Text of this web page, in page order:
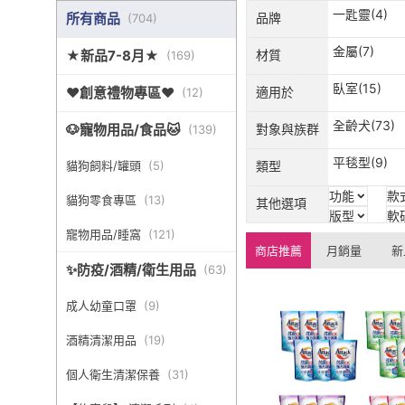
所有商品 (704)
★新品7-8月★ (169)
♥創意禮物專區♥ (12)
🐶寵物用品/食品🐱 (139)
貓狗飼料/罐頭 (5)
貓狗零食專區 (13)
寵物用品/睡窩 (121)
✨防疫/酒精/衛生用品 (63)
成人幼童口罩 (9)
酒精清潔用品 (19)
個人衛生清潔保養 (31)
品牌 一匙靈(4)
材質 金屬(7)
適用於 臥室(15)
對象與族群 全齡犬(73)
類型 平毯型(9)
其他選項 功能
款
版型
軟
商店推薦 月銷量